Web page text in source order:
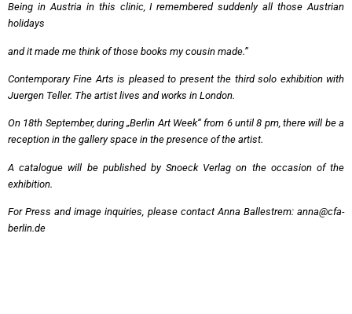
Being in Austria in this clinic, I remembered suddenly all those Austrian
holidays
and it made me think of those books my cousin made.”
Contemporary Fine Arts is pleased to present the third solo exhibition with
Juergen Teller. The artist lives and works in London.
On 18th September, during „Berlin Art Week“ from 6 until 8 pm, there will be a
reception in the gallery space in the presence of the artist.
A catalogue will be published by Snoeck Verlag on the occasion of the
exhibition.
For Press and image inquiries, please contact Anna Ballestrem: anna@cfa-
berlin.de